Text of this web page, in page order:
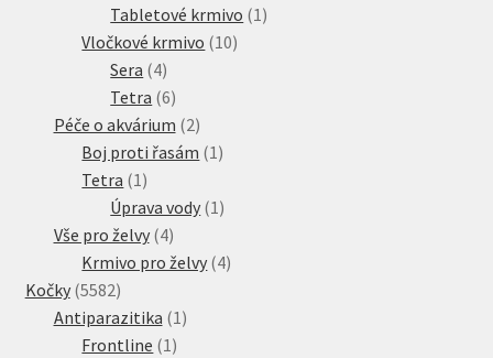
produkt
Tabletové krmivo 1 1
Vločkové krmivo 1010
Sera 44
produkty
Tetra 66
produktů
Péče o akvárium 22
produkty
Boj proti řasám 1 1
Tetra 1 1
produkt
Úprava vody 1 1
Vše pro želvy 44
produkty
Krmivo pro želvy 44
Kočky 55825582
produktů
Antiparazitika 1 1
Frontline 1 1